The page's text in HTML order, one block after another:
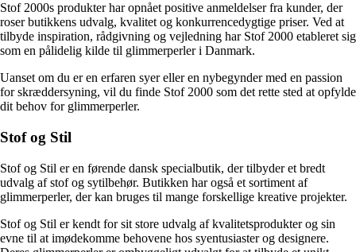
Stof 2000s produkter har opnået positive anmeldelser fra kunder, der
roser butikkens udvalg, kvalitet og konkurrencedygtige priser. Ved at
tilbyde inspiration, rådgivning og vejledning har Stof 2000 etableret sig
som en pålidelig kilde til glimmerperler i Danmark.
Uanset om du er en erfaren syer eller en nybegynder med en passion
for skræddersyning, vil du finde Stof 2000 som det rette sted at opfylde
dit behov for glimmerperler.
Stof og Stil
Stof og Stil er en førende dansk specialbutik, der tilbyder et bredt
udvalg af stof og sytilbehør. Butikken har også et sortiment af
glimmerperler, der kan bruges til mange forskellige kreative projekter.
Stof og Stil er kendt for sit store udvalg af kvalitetsprodukter og sin
evne til at imødekomme behovene hos syentusiaster og designere.